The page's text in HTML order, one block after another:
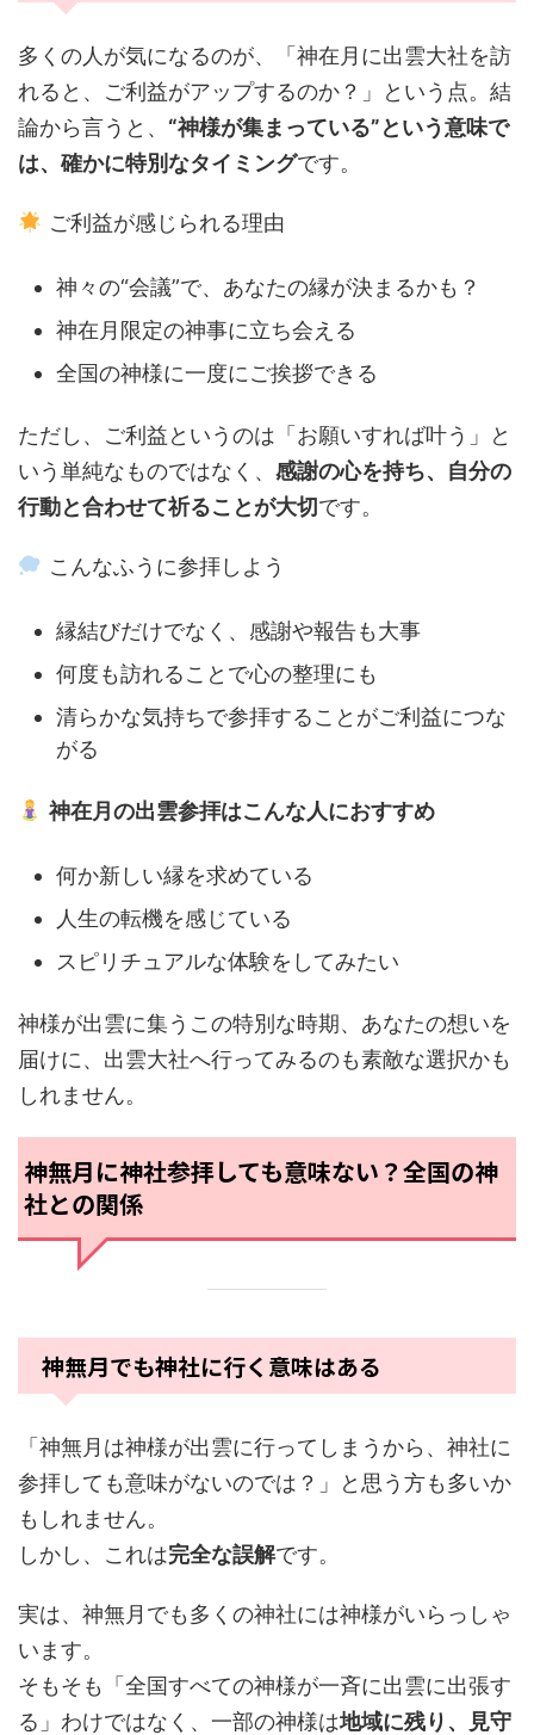
多くの人が気になるのが、「神在月に出雲大社を訪
れると、ご利益がアップするのか？」という点。結
論から言うと、 “神様が集まっている”という意味で
は、確かに特別なタイミングです。
ご利益が感じられる理由
神々の“会議”で、あなたの縁が決まるかも？
神在月限定の神事に立ち会える
全国の神様に一度にご挨拶できる
ただし、ご利益というのは「お願いすれば叶う」と
いう単純なものではなく、 感謝の心を持ち、自分の
行動と合わせて祈ることが大切です。
こんなふうに参拝しよう
縁結びだけでなく、感謝や報告も大事
何度も訪れることで心の整理にも
清らかな気持ちで参拝することがご利益につな
がる
神在月の出雲参拝はこんな人におすすめ
何か新しい縁を求めている
人生の転機を感じている
スピリチュアルな体験をしてみたい
神様が出雲に集うこの特別な時期、あなたの想いを
届けに、出雲大社へ行ってみるのも素敵な選択かも
しれません。
神無月に神社参拝しても意味ない？全国の神
社との関係
神無月でも神社に行く意味はある
「神無月は神様が出雲に行ってしまうから、神社に
参拝しても意味がないのでは？」と思う方も多いか
もしれません。
しかし、これは完全な誤解です。
実は、神無月でも多くの神社には神様がいらっしゃ
います。
そもそも「全国すべての神様が一斉に出雲に出張す
る」わけではなく、一部の神様は地域に残り、見守